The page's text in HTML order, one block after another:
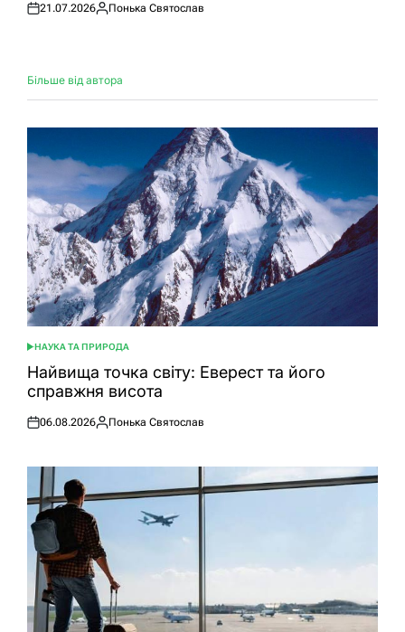
Оприлюднено
21.07.2026
Опубліковано
Понька Святослав
Більше від автора
ОПУБЛІКУВАТИ
У
НАУКА ТА ПРИРОДА
Найвища точка світу: Еверест та його
справжня висота
Оприлюднено
06.08.2026
Опубліковано
Понька Святослав